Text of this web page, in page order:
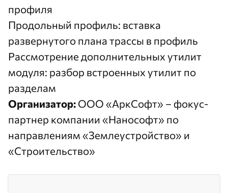
профиля
Продольный профиль: вставка
развернутого плана трассы в профиль
Рассмотрение дополнительных утилит
модуля: разбор встроенных утилит по
разделам
Организатор: ООО «АркСофт» – фокус-
партнер компании «Нанософт» по
направлениям «Землеустройство» и
«Строительство»